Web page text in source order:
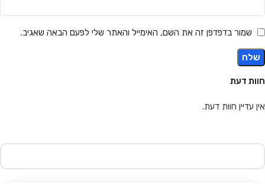
חוות דעת
אין עדיין חוות דעת.
שמור בדפדפן זה את השם, האימייל והאתר שלי לפעם הבאה שאגיב.